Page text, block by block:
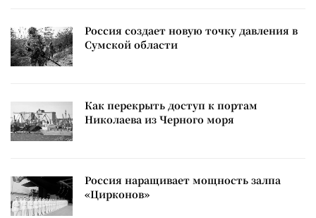
Россия создает новую точку давления в
Сумской области
Как перекрыть доступ к портам
Николаева из Черного моря
Россия наращивает мощность залпа
«Цирконов»